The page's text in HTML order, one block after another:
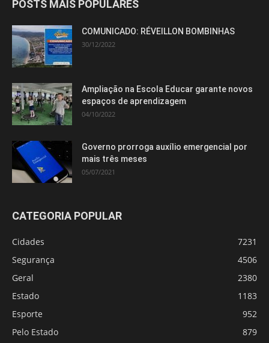
POSTS MAIS POPULARES
COMUNICADO: RÉVEILLON BOMBINHAS
30/12/2022
Ampliação na Escola Educar garante novos
espaços de aprendizagem
04/10/2022
Governo prorroga auxílio emergencial por
mais três meses
05/07/2021
CATEGORIA POPULAR
Cidades
7231
Segurança
4506
Geral
2380
Estado
1183
Esporte
952
Pelo Estado
879